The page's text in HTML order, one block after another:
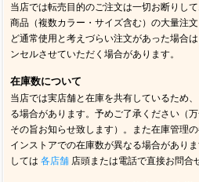
当店では転売目的のご注文は一切お断りし
商品（複数カラー・サイズ含む）の大量注
ど通常使用と考えづらい注文があった場合
ンセルさせていただく場合があります。
在庫数について
当店では実店舗と在庫を共有しているため
る場合があります。予めご了承ください（
その旨お知らせ致します）。また在庫管理
インストアでの在庫数が異なる場合があり
しては各店舗 店頭または電話で直接お問合